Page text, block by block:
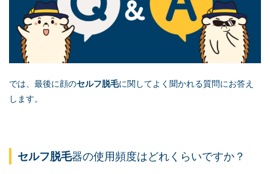
では、最後に顔のセルフ脱毛に関してよく聞かれる質問にお答え
します。
セルフ脱毛器の使用頻度はどれくらいですか？